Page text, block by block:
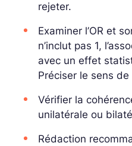
rejeter.
Examiner l’OR et
n’inclut pas 1,
avec un effet
Préciser le sens de
Vérifier la
unilatérale ou
Rédaction